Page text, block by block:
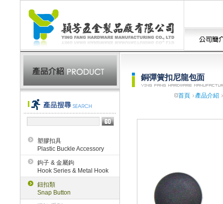
塑膠扣具
Plastic Buckle Accessory
鉤子 & 金屬鉤
Hook Series & Metal Hook
鈕扣類
Snap Button
銅彈簧扣尼龍包面
首頁 產品介紹